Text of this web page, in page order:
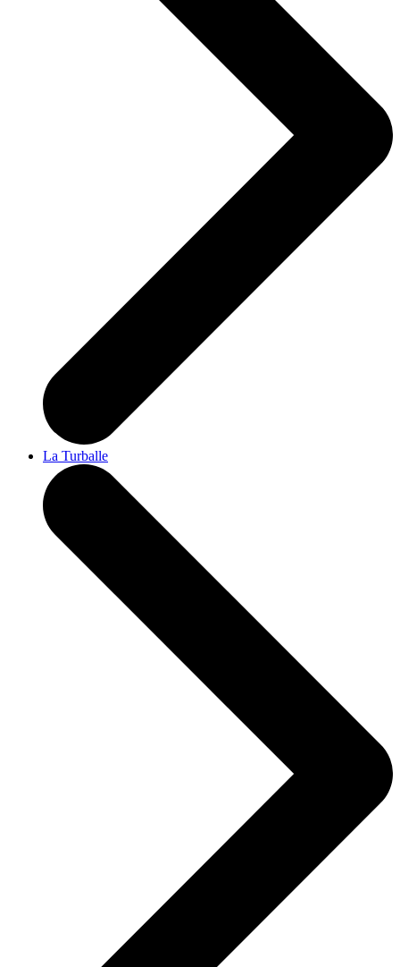
La Turballe